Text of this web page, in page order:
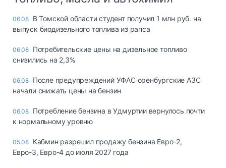
06.08 В Томской области студент получил 1 млн руб. на
выпуск биодизельного топлива из рапса
06.08 Потребительские цены на дизельное топливо
снизились на 2,3%
06.08 После предупреждений УФАС оренбургские АЗС
начали снижать цены на бензин
06.08 Потребление бензина в Удмуртии вернулось почти
к нормальному уровню
05.08 Кабмин разрешил продажу бензина Евро-2,
Евро-3, Евро-4 до июля 2027 года